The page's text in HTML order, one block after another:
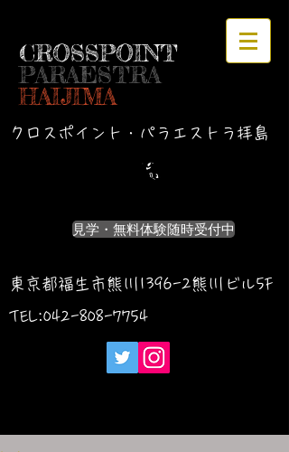
CROSSPOINT
PARAESTRA
HAIJIMA
クロスポイント・パラエストラ拝島
見学・無料体験随時受付中
東京都福生市熊川1396-2熊川ビル5F
TEL:042-808-7754